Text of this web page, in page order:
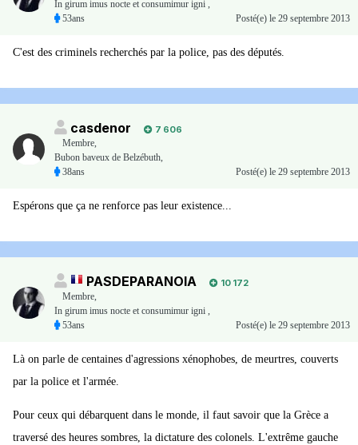
In girum imus nocte et consumimur igni ,
53ans
Posté(e) le 29 septembre 2013
C'est des criminels recherchés par la police, pas des députés.
casdenor
7 606
Membre,
Bubon baveux de Belzébuth,
38ans
Posté(e) le 29 septembre 2013
Espérons que ça ne renforce pas leur existence...
PASDEPARANOIA
10 172
Membre,
In girum imus nocte et consumimur igni ,
53ans
Posté(e) le 29 septembre 2013
Là on parle de centaines d'agressions xénophobes, de meurtres, couverts
par la police et l'armée.
Pour ceux qui débarquent dans le monde, il faut savoir que la Grèce a
traversé des heures sombres, la dictature des colonels. L'extrême gauche